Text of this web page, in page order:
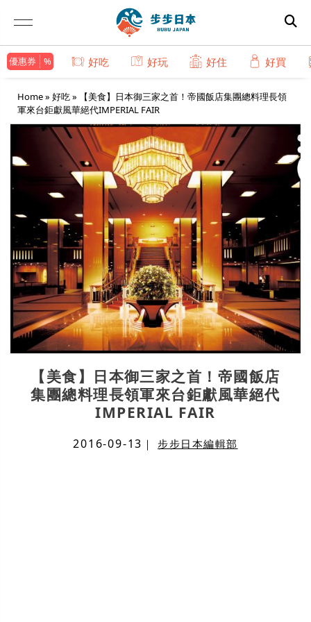
優惠券 好吃 好玩 好住 好買
Home» 好吃» 【美食】日本御三家之首！帝國飯店集團總料理長領
軍來台鉅獻風華絕代IMPERIAL FAIR
【美食】日本御三家之首！帝國飯店
集團總料理長領軍來台鉅獻風華絕代
IMPERIAL FAIR
2016-09-13 ｜ 步步日本編輯部